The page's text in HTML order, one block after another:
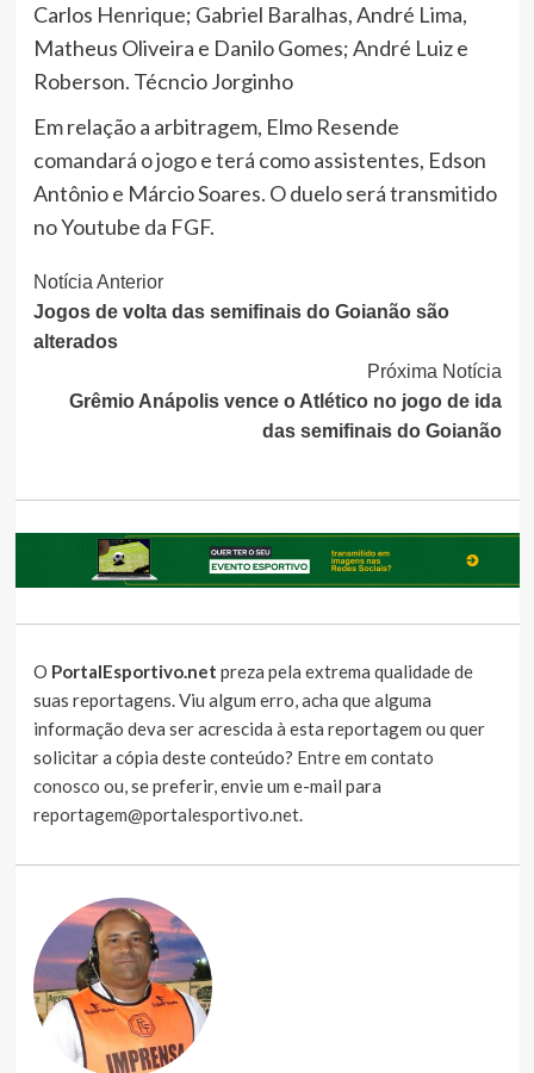
Carlos Henrique; Gabriel Baralhas, André Lima,
Matheus Oliveira e Danilo Gomes; André Luiz e
Roberson. Técncio Jorginho
Em relação a arbitragem, Elmo Resende
comandará o jogo e terá como assistentes, Edson
Antônio e Márcio Soares. O duelo será transmitido
no Youtube da FGF.
Continue
Lendo
Notícia Anterior
Jogos de volta das semifinais do Goianão são
alterados
Próxima Notícia
Grêmio Anápolis vence o Atlético no jogo de ida
das semifinais do Goianão
O PortalEsportivo.net preza pela extrema qualidade de
suas reportagens. Viu algum erro, acha que alguma
informação deva ser acrescida à esta reportagem ou quer
solicitar a cópia deste conteúdo? Entre em contato
conosco ou, se preferir, envie um e-mail para
reportagem@portalesportivo.net.